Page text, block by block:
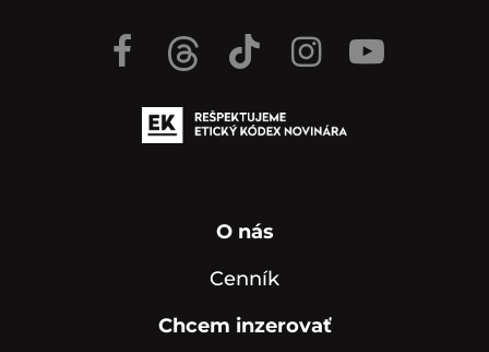
O nás
Cenník
Chcem inzerovať